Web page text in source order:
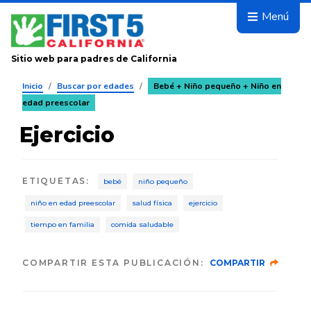
Avanza
Menú
Sitio web para padres de California
Inicio / Buscar por edades /
Bebé + Niño pequeño + Niño en
edad preescolar
Ejercicio
ETIQUETAS : bebé niño pequeño
niño en edad preescolar salud física ejercicio
tiempo en familia comida saludable
COMPARTIR ESTA PUBLICACIÓN: COMPARTIR